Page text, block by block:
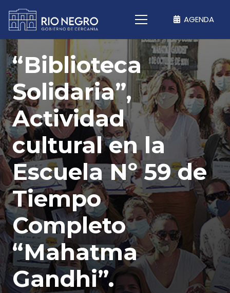
AGENDA
“Biblioteca
Solidaria”,
Actividad
cultural en la
Escuela Nº 59 de
Tiempo
Completo
“Mahatma
Gandhi”.